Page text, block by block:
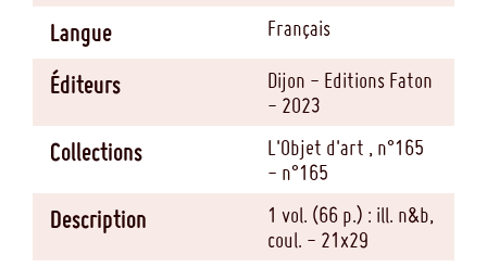
Langue Français
Éditeurs
Dijon - Editions Faton
- 2023
Collections
L'Objet d'art , n°165
- n°165
Description
1 vol. (66 p.) : ill. n&b,
coul. - 21x29